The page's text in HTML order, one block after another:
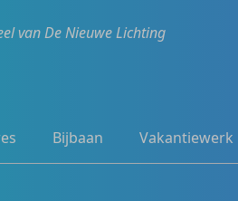
van De Nieuwe Lichting
Bijbaan Vakantiewerk